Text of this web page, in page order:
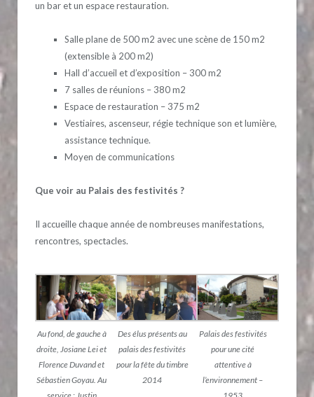
un bar et un espace restauration.
Salle plane de 500 m2 avec une scène de 150 m2
(extensible à 200 m2)
Hall d’accueil et d’exposition – 300 m2
7 salles de réunions – 380 m2
Espace de restauration – 375 m2
Vestiaires, ascenseur, régie technique son et lumière,
assistance technique.
Moyen de communications
Que voir au Palais des festivités ?
Il accueille chaque année de nombreuses manifestations,
rencontres, spectacles.
Au fond, de gauche à
droite, Josiane Lei et
Florence Duvand et
Sébastien Goyau. Au
Des élus présents au
palais des festivités
pour la fête du timbre
2014
Palais des festivités
pour une cité
attentive à
l’environnement –